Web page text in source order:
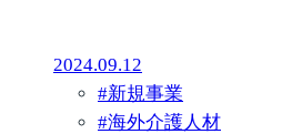
2024.09.12
#新規事業
#海外介護人材